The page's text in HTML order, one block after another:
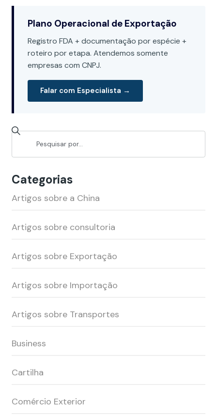
Plano Operacional de Exportação
Registro FDA + documentação por espécie +
roteiro por etapa. Atendemos somente
empresas com CNPJ.
Falar com Especialista →
Categorias
Artigos sobre a China
Artigos sobre consultoria
Artigos sobre Exportação
Artigos sobre Importação
Artigos sobre Transportes
Business
Cartilha
Comércio Exterior